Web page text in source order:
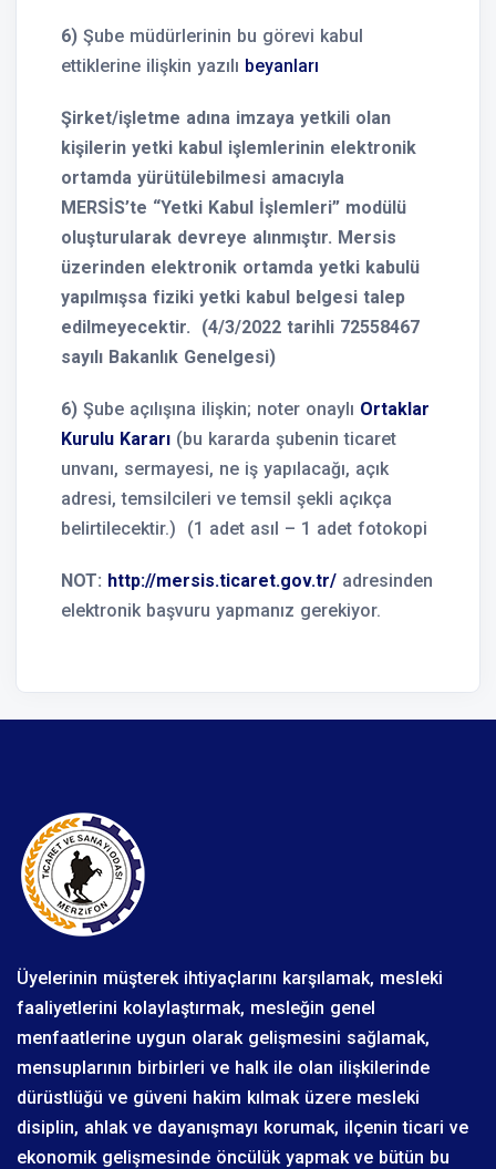
6) Şube müdürlerinin bu görevi kabul
ettiklerine ilişkin yazılı beyanları
Şirket/işletme adına imzaya yetkili olan
kişilerin yetki kabul işlemlerinin elektronik
ortamda yürütülebilmesi amacıyla
MERSİS’te “Yetki Kabul İşlemleri” modülü
oluşturularak devreye alınmıştır. Mersis
üzerinden elektronik ortamda yetki kabulü
yapılmışsa fiziki yetki kabul belgesi talep
edilmeyecektir. (4/3/2022 tarihli 72558467
sayılı Bakanlık Genelgesi)
6) Şube açılışına ilişkin; noter onaylı Ortaklar
Kurulu Kararı (bu kararda şubenin ticaret
unvanı, sermayesi, ne iş yapılacağı, açık
adresi, temsilcileri ve temsil şekli açıkça
belirtilecektir.) (1 adet asıl – 1 adet fotokopi
NOT: http://mersis.ticaret.gov.tr/ adresinden
elektronik başvuru yapmanız gerekiyor.
Üyelerinin müşterek ihtiyaçlarını karşılamak, mesleki
faaliyetlerini kolaylaştırmak, mesleğin genel
menfaatlerine uygun olarak gelişmesini sağlamak,
mensuplarının birbirleri ve halk ile olan ilişkilerinde
dürüstlüğü ve güveni hakim kılmak üzere mesleki
disiplin, ahlak ve dayanışmayı korumak, ilçenin ticari ve
ekonomik gelişmesinde öncülük yapmak ve bütün bu